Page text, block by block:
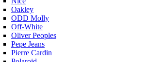
Oakley
ODD Molly
Off-White
Oliver Peoples
Pepe Jeans
Pierre Cardin